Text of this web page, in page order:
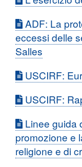
ADF: La
eccessi delle
Salles
USCIRF:
USCIRF:
Linee guida
promozione e
religione e di